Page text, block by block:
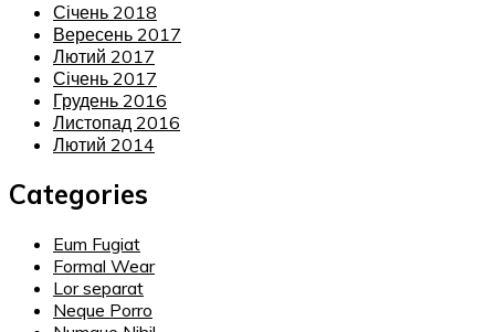
Січень 2018
Вересень 2017
Лютий 2017
Січень 2017
Грудень 2016
Листопад 2016
Лютий 2014
Categories
Eum Fugiat
Formal Wear
Lor separat
Neque Porro